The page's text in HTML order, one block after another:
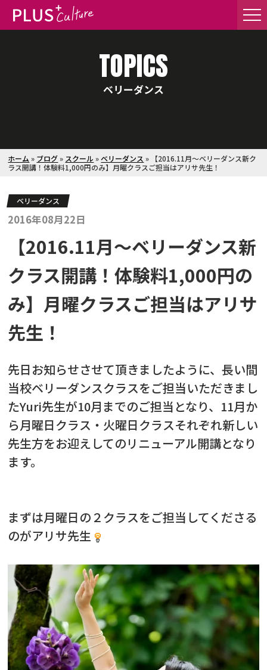
TOPICS
ベリーダンス
ホーム » ブログ» スクール »ベリーダンス »
【2016.11月～ベリーダンス新ク
ラス開講！体験料1,000円のみ】月曜クラスご担当はアリサ先生！
ベリーダンス
2016年08月22日
【2016.11月～ベリーダンス新
クラス開講！体験料1,000円の
み】月曜クラスご担当はアリサ
先生！
先日お知らせさせて頂きましたように、長い間
当校ベリーダンスクラスをご担当いただきまし
たYuri先生が10月までのご担当となり、11月か
ら月曜日クラス・火曜日クラスそれぞれ新しい
先生方をお迎えしてのリニューアル開講となり
ます。
まずは月曜日の２クラスをご担当してくださる
のがアリサ先生